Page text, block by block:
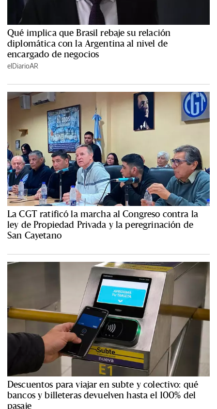
Qué implica que Brasil rebaje su relación
diplomática con la Argentina al nivel de
encargado de negocios
elDiarioAR
La CGT ratificó la marcha al Congreso contra la
ley de Propiedad Privada y la peregrinación de
San Cayetano
Descuentos para viajar en subte y colectivo: qué
bancos y billeteras devuelven hasta el 100% del
pasaje